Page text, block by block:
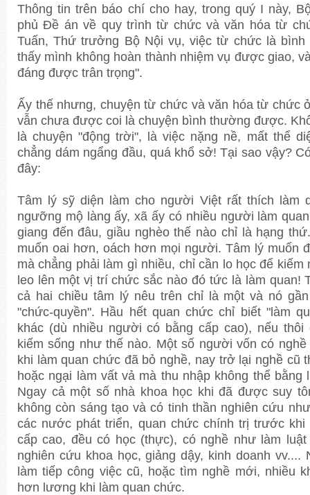
Thông tin trên báo chí cho hay, trong quý I này,
phủ Đề án về quy trình từ chức và văn hóa từ
Tuấn, Thứ trưởng Bộ Nội vụ, việc từ chức là
thấy mình không hoàn thành nhiệm vụ được giao,
đáng được trân trọng".
Ấy thế nhưng, chuyện từ chức và văn hóa từ chức
vẫn chưa được coi là chuyện bình thường được.
là chuyện "động trời", là việc nặng nề, mất thể
chẳng dám ngẩng đầu, quá khổ sở! Tại sao vậy?
đây:
Tâm lý sỹ diện làm cho người Việt rất thích làm
ngưỡng mộ làng ấy, xã ấy có nhiều người làm
giang đến đâu, giầu nghèo thế nào chỉ là hạng
muốn oai hơn, oách hơn mọi người. Tâm lý muốn
mà chẳng phải làm gì nhiều, chỉ cần lo học để
leo lên một vị trí chức sắc nào đó tức là làm quan!
cả hai chiều tâm lý nêu trên chỉ là một và nó
"chức-quyền". Hầu hết quan chức chỉ biết "làm
khác (dù nhiều người có bằng cấp cao), nếu
kiếm sống như thế nào. Một số người vốn có
khi làm quan chức đã bỏ nghề, nay trở lại nghề cũ
hoặc ngại làm vất vả mà thu nhập không thể
Ngay cả một số nhà khoa học khi đã được suy
không còn sáng tạo và có tinh thần nghiên cứu
các nước phát triển, quan chức chính trị trước
cấp cao, đều có học (thực), có nghề như làm
nghiên cứu khoa học, giảng dậy, kinh doanh
làm tiếp công việc cũ, hoặc tìm nghề mới, nhiều
hơn lương khi làm quan chức.